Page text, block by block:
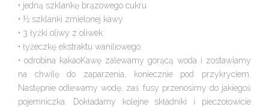
• jedną szklankę brązowego cukru
• ½ szklanki zmielonej kawy
• 3 łyżki oliwy z oliwek
• łyżeczkę ekstraktu waniliowego
• odrobina kakaoKawę zalewamy gorącą woda i zostawiamy
na chwilę do zaparzenia, koniecznie pod przykryciem.
Następnie odlewamy wodę, zaś fusy przenosimy do jakiegoś
pojemniczka. Dokładamy kolejne składniki i pieczołowicie